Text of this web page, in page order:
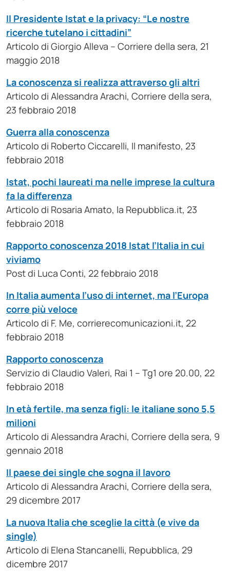
Il Presidente Istat e la privacy: “Le nostre
ricerche tutelano i cittadini”
Articolo di Giorgio Alleva – Corriere della sera, 21
maggio 2018
La conoscenza si realizza attraverso gli altri
Articolo di Alessandra Arachi, Corriere della sera,
23 febbraio 2018
Guerra alla conoscenza
Articolo di Roberto Ciccarelli, Il manifesto, 23
febbraio 2018
Istat, pochi laureati ma nelle imprese la cultura
fa la differenza
Articolo di Rosaria Amato, la Repubblica.it, 23
febbraio 2018
Rapporto conoscenza 2018 Istat l’Italia in cui
viviamo
Post di Luca Conti, 22 febbraio 2018
In Italia aumenta l’uso di internet, ma l’Europa
corre più veloce
Articolo di F. Me, corrierecomunicazioni.it, 22
febbraio 2018
Rapporto conoscenza
Servizio di Claudio Valeri, Rai 1 – Tg1 ore 20.00, 22
febbraio 2018
In età fertile, ma senza figli: le italiane sono 5,5
milioni
Articolo di Alessandra Arachi, Corriere della sera, 9
gennaio 2018
Il paese dei single che sogna il lavoro
Articolo di Alessandra Arachi, Corriere della sera,
29 dicembre 2017
La nuova Italia che sceglie la città (e vive da
single)
Articolo di Elena Stancanelli, Repubblica, 29
dicembre 2017